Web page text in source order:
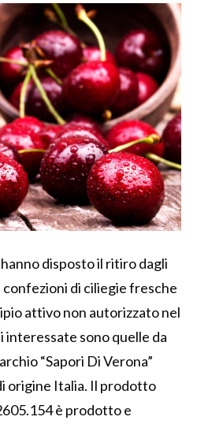
disposto il ritiro dagli
di ciliegie fresche
attivo non autorizzato nel
sono quelle da
“Sapori Di Verona”
origine Italia. Il prodotto
è prodotto e